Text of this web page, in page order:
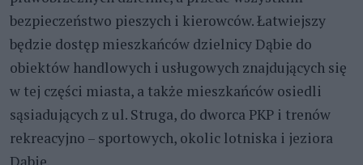
bezpieczeństwo pieszych i kierowców. Łatwiejszy
będzie dostęp mieszkańców dzielnicy Dąbie do
obiektów handlowych i usługowych znajdujących się
w tej części miasta, a także mieszkańców osiedli
sąsiadujących z ul. Struga, do dworca PKP i trenów
rekreacyjno – sportowych, okolic lotniska i jeziora
Dąbie.